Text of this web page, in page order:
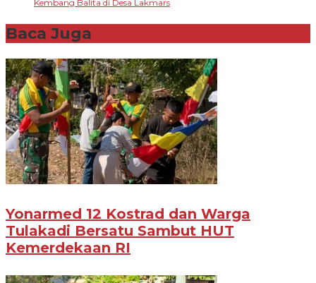
Kembang Balita di Desa Lakmars
Baca Juga
Yonarmed 12 Kostrad dan Warga
Tulakadi Bersatu Sambut HUT
Kemerdekaan RI